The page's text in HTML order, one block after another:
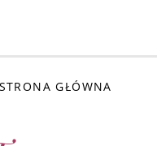
STRONA GŁÓWNA